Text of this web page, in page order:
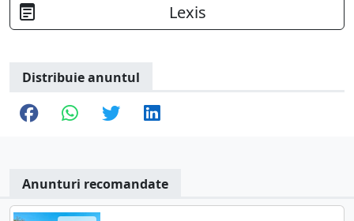
Lexis
Distribuie anuntul
Anunturi recomandate